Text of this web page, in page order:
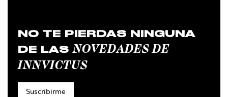
NO TE PIERDAS NINGUNA
DE LAS NOVEDADES DE
INNVICTUS
Suscribirme